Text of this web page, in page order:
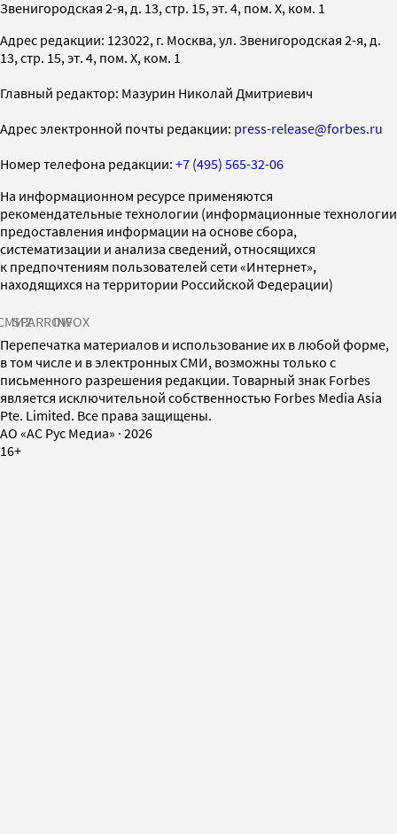
Звенигородская 2-я, д. 13, стр. 15, эт. 4, пом. X, ком. 1
Адрес редакции: 123022, г. Москва, ул. Звенигородская 2-я, д.
13, стр. 15, эт. 4, пом. X, ком. 1
Главный редактор: Мазурин Николай Дмитриевич
Адрес электронной почты редакции: press-release@forbes.ru
Номер телефона редакции: +7 (495) 565-32-06
На информационном ресурсе применяются
рекомендательные технологии (информационные технологии
предоставления информации на основе сбора,
систематизации и анализа сведений, относящихся
к предпочтениям пользователей сети «Интернет»,
находящихся на территории Российской Федерации)
SPARROWINFOX
Перепечатка материалов и использование их в любой форме,
в том числе и в электронных СМИ, возможны только с
письменного разрешения редакции. Товарный знак Forbes
является исключительной собственностью Forbes Media Asia
Pte. Limited. Все права защищены.
AO «АС Рус Медиа» · 2026
16+